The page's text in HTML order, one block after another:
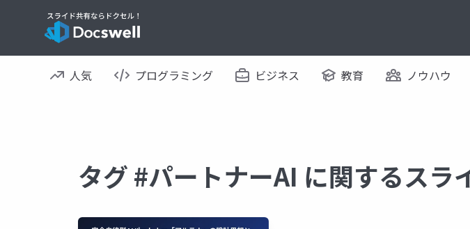
人気 プログラミング ビジネス 教育 ノウハウ
タグ #パートナーAI に関するスラ